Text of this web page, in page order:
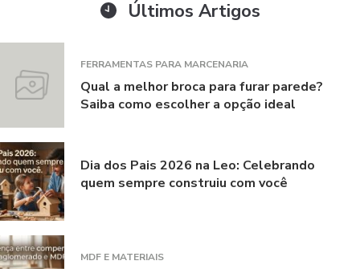
Últimos Artigos
FERRAMENTAS PARA MARCENARIA
Qual a melhor broca para furar parede?
Saiba como escolher a opção ideal
Dia dos Pais 2026 na Leo: Celebrando
quem sempre construiu com você
MDF E MATERIAIS